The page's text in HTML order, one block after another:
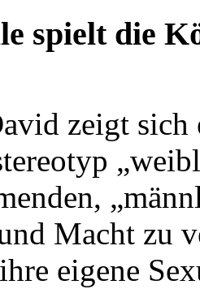
spielt die
zeigt sich
Macht zu
eigene